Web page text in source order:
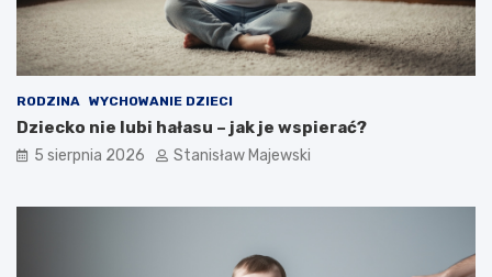
RODZINA WYCHOWANIE DZIECI
Dziecko nie lubi hałasu – jak je wspierać?
5 sierpnia 2026 Stanisław Majewski